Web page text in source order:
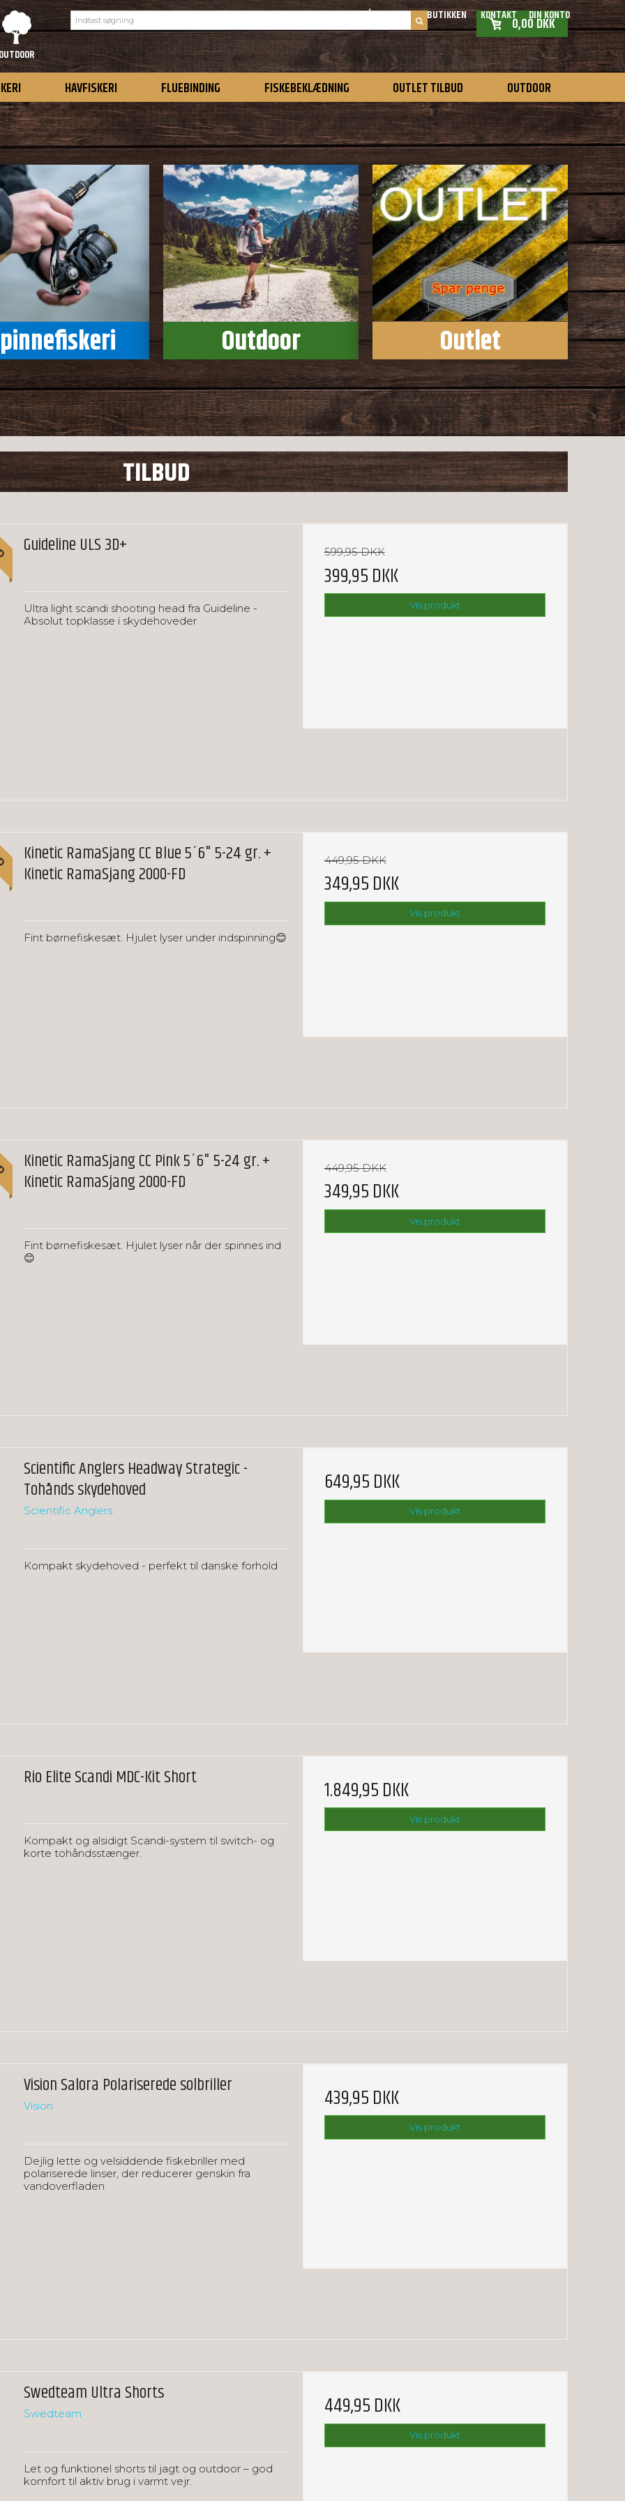
0,00 DKK
ÅBNINGSTIDER BUTIKKEN KONTAKT DIN KONTO
HAVFISKERI FLUEBINDING FISKEBEKLÆDNING OUTLET TILBUD OUTDOOR
Outdoor Outlet
TILBUD
Guideline ULS 3D+
Ultra light scandi shooting head fra Guideline -
Absolut topklasse i skydehoveder
599,95 DKK
399,95 DKK
Vis produkt
Kinetic RamaSjang CC Blue 5´6" 5-24 gr. +
Kinetic RamaSjang 2000-FD
Fint børnefiskesæt. Hjulet lyser under indspinning😊
449,95 DKK
349,95 DKK
Vis produkt
Kinetic RamaSjang CC Pink 5´6" 5-24 gr. +
Kinetic RamaSjang 2000-FD
Fint børnefiskesæt. Hjulet lyser når der spinnes ind
😊
449,95 DKK
349,95 DKK
Vis produkt
Scientific Anglers Headway Strategic -
Tohånds skydehoved
Scientific Anglers
Kompakt skydehoved - perfekt til danske forhold
649,95 DKK
Vis produkt
Rio Elite Scandi MDC-Kit Short
Kompakt og alsidigt Scandi-system til switch- og
korte tohåndsstænger.
1.849,95 DKK
Vis produkt
Vision Salora Polariserede solbriller
Vision
Dejlig lette og velsiddende fiskebriller med
polariserede linser, der reducerer genskin fra
vandoverfladen
439,95 DKK
Vis produkt
Swedteam Ultra Shorts
Swedteam
Let og funktionel shorts til jagt og outdoor – god
komfort til aktiv brug i varmt vejr.
449,95 DKK
Vis produkt